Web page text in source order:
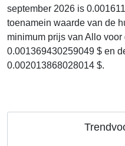
september 2026 is
toenamein waarde van de
minimum prijs van Allo
0.001369430259049 $ en
0.002013868028014 $.